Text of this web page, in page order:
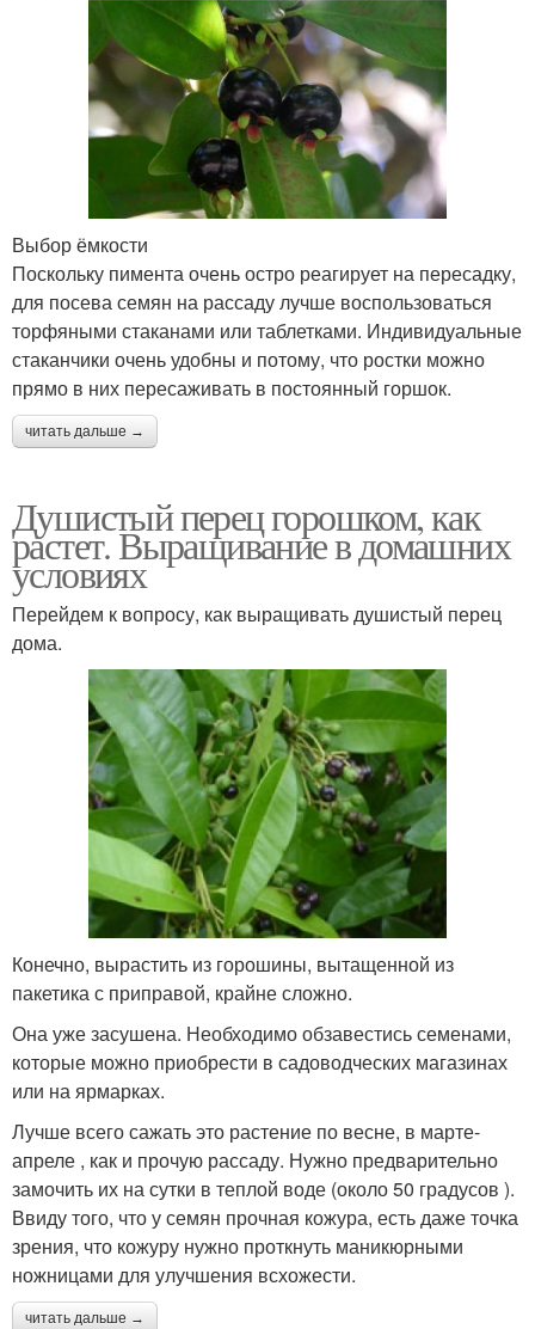
Выбор ёмкости
Поскольку пимента очень остро реагирует на пересадку,
для посева семян на рассаду лучше воспользоваться
торфяными стаканами или таблетками. Индивидуальные
стаканчики очень удобны и потому, что ростки можно
прямо в них пересаживать в постоянный горшок.
читать дальше →
Душистый перец горошком, как
растет. Выращивание в домашних
условиях
Перейдем к вопросу, как выращивать душистый перец
дома.
Конечно, вырастить из горошины, вытащенной из
пакетика с приправой, крайне сложно.
Она уже засушена. Необходимо обзавестись семенами,
которые можно приобрести в садоводческих магазинах
или на ярмарках.
Лучше всего сажать это растение по весне, в марте-
апреле , как и прочую рассаду. Нужно предварительно
замочить их на сутки в теплой воде (около 50 градусов ).
Ввиду того, что у семян прочная кожура, есть даже точка
зрения, что кожуру нужно проткнуть маникюрными
ножницами для улучшения всхожести.
читать дальше →